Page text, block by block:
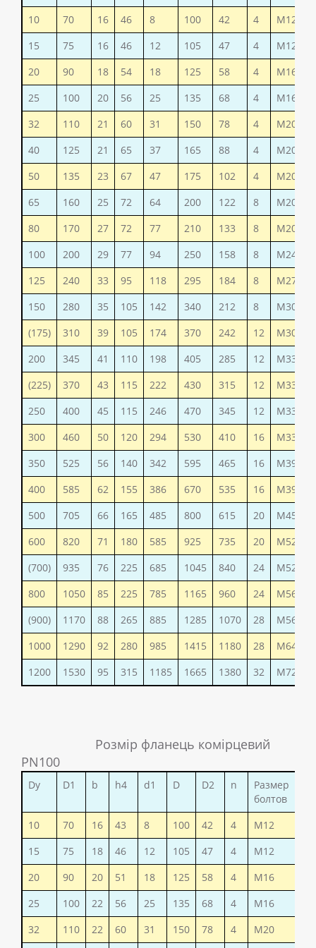
10 70 16 46 8 100 42 4
М12
15
75 16 46 12 105 47 4
М12
20
90 18 54 18 125 58 4
М16
25
100 20 56 25 135 68 4
М16
32
110 21 60 31 150 78 4
М20
40
125 21 65 37 165 88 4
М20
50
135 23 67 47 175 102 4
М20
65
160 25 72 64 200 122 8
М20
80
170 27 72 77 210 133 8
М20
100
200 29 77 94 250 158 8
М24
125
240 33 95 118 295 184 8
М27
150
280 35 105 142 340 212 8
М30
(175)
310 39 105 174 370 242 12
М30
200
345 41 110 198 405 285 12
М33
(225)
370 43 115 222 430 315 12
М33
250
400 45 115 246 470 345 12
М33
300
460 50 120 294 530 410 16
М33
350
525 56 140 342 595 465 16
М39
400
585 62 155 386 670 535 16
М39
500
705 66 165 485 800 615 20
М45
600
820 71 180 585 925 735 20
М52
(700)
935 76 225 685 1045 840 24
М52
800
1050 85 225 785 1165 960 24
М56
(900)
1170 88 265 885 1285 1070 28
М56
1000
1290 92 280 985 1415 1180 28
М64
1200
1530 95 315 1185 1665 1380 32 М72
Розмір фланець комірцевий
PN100
Dy D1 b h4 d1 D D2 n
Размер
болтов
10 70 16 43 8 100 42 4 М12
15
75 18 46 12 105 47 4 М12
20
90 20 51 18 125 58 4 М16
25
100 22 56 25 135 68 4 М16
32
110 22 60 31 150 78 4 М20